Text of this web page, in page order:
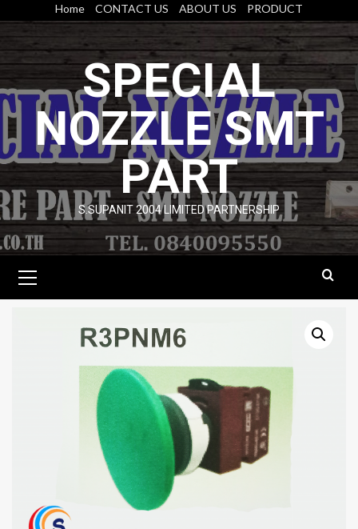
content
Home CONTACT US ABOUT US PRODUCT
SPECIAL
NOZZLE SMT
PART
S.SUPANIT 2004 LIMITED PARTNERSHIP
Menu